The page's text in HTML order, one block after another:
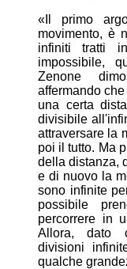
«Il primo
movimento, è
infiniti tratti
impossibile,
Zenone
affermando
una certa
divisibile
attraversare la
poi il tutto. Ma
della distanza,
e di nuovo la
sono infinite
possibile
percorrere in
Allora, dato
divisioni
qualche